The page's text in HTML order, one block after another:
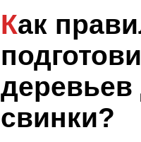
Как правильно
свинки?